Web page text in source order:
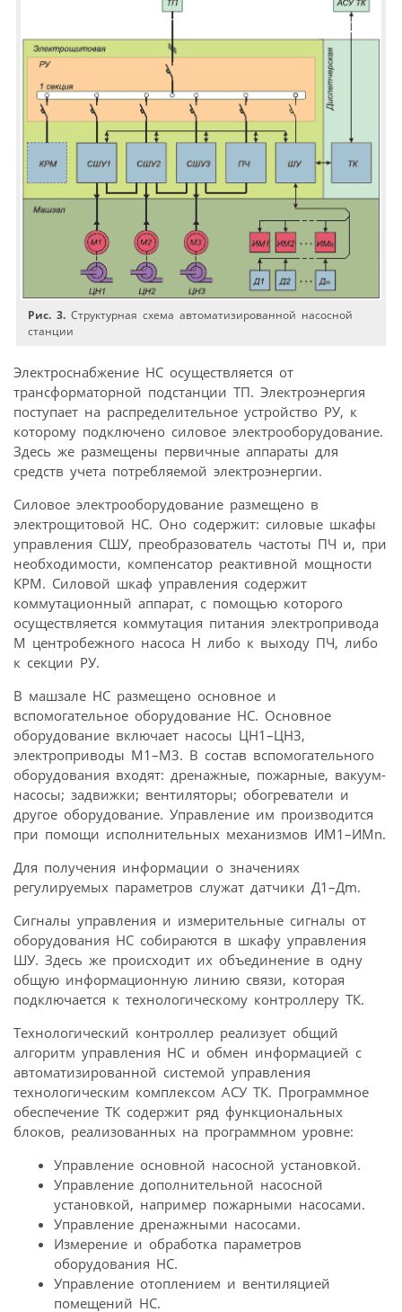
Рис. 3. Структурная схема автоматизированной насосной
станции
Электроснабжение НС осуществляется от
трансформаторной подстанции ТП. Электроэнергия
поступает на распределительное устройство РУ, к
которому подключено силовое электрооборудование.
Здесь же размещены первичные аппараты для
средств учета потребляемой электроэнергии.
Силовое электрооборудование размещено в
электрощитовой НС. Оно содержит: силовые шкафы
управления СШУ, преобразователь частоты ПЧ и, при
необходимости, компенсатор реактивной мощности
КРМ. Силовой шкаф управления содержит
коммутационный аппарат, с помощью которого
осуществляется коммутация питания электропривода
М центробежного насоса Н либо к выходу ПЧ, либо
к секции РУ.
В машзале НС размещено основное и
вспомогательное оборудование НС. Основное
оборудование включает насосы ЦН1–ЦН3,
электроприводы М1–М3. В состав вспомогательного
оборудования входят: дренажные, пожарные, вакуум-
насосы; задвижки; вентиляторы; обогреватели и
другое оборудование. Управление им производится
при помощи исполнительных механизмов ИМ1–ИМn.
Для получения информации о значениях
регулируемых параметров служат датчики Д1–Дm.
Сигналы управления и измерительные сигналы от
оборудования НС собираются в шкафу управления
ШУ. Здесь же происходит их объединение в одну
общую информационную линию связи, которая
подключается к технологическому контроллеру ТК.
Технологический контроллер реализует общий
алгоритм управления НС и обмен информацией с
автоматизированной системой управления
технологическим комплексом АСУ ТК. Программное
обеспечение ТК содержит ряд функциональных
блоков, реализованных на программном уровне:
Управление основной насосной установкой.
Управление дополнительной насосной
установкой, например пожарными насосами.
Управление дренажными насосами.
Измерение и обработка параметров
оборудования НС.
Управление отоплением и вентиляцией
помещений НС.